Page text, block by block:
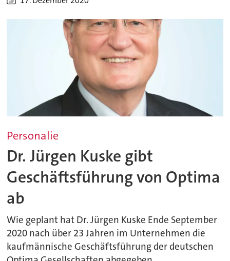
Personalie
Dr. Jürgen Kuske gibt
Geschäftsführung von Optima
ab
Wie geplant hat Dr. Jürgen Kuske Ende September
2020 nach über 23 Jahren im Unternehmen die
kaufmännische Geschäftsführung der deutschen